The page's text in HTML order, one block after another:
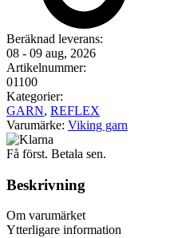
Beräknad leverans:
08 - 09 aug, 2026
Artikelnummer:
01100
Kategorier:
GARN, REFLEX
Varumärke: Viking garn
Få först. Betala sen.
Beskrivning
Om varumärket
Ytterligare information